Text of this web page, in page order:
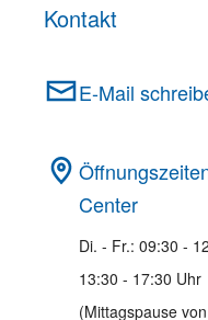
Kontakt
E-Mail
Center
Di. - Fr.: 09:30 -
13:30 - 17:30 Uhr
(Mittagspause